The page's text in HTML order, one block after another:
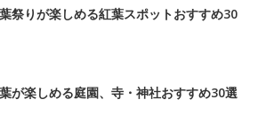
祭りが楽しめる紅葉スポットおすすめ30
が楽しめる庭園、寺・神社おすすめ30選